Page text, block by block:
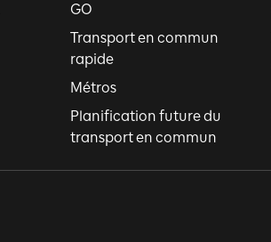
GO
Transport en commun
rapide
Métros
Planification future du
transport en commun